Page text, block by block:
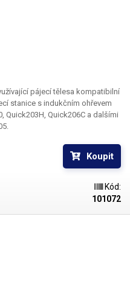
pájecí tělesa kompatibilní
stanice s indukčním ohřevem
Quick203H, Quick206C a dalšími
Koupit
Kód:
101072